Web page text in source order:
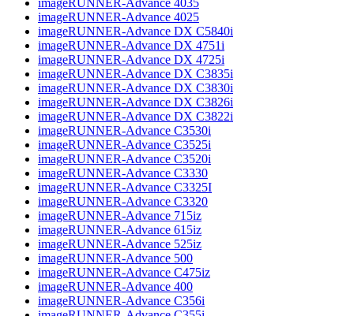
imageRUNNER-Advance 4025
imageRUNNER-Advance DX C5840i
imageRUNNER-Advance DX 4751i
imageRUNNER-Advance DX 4725i
imageRUNNER-Advance DX C3835i
imageRUNNER-Advance DX C3830i
imageRUNNER-Advance DX C3826i
imageRUNNER-Advance DX C3822i
imageRUNNER-Advance C3530i
imageRUNNER-Advance C3525i
imageRUNNER-Advance C3520i
imageRUNNER-Advance C3330
imageRUNNER-Advance C3325I
imageRUNNER-Advance C3320
imageRUNNER-Advance 715iz
imageRUNNER-Advance 615iz
imageRUNNER-Advance 525iz
imageRUNNER-Advance 500
imageRUNNER-Advance C475iz
imageRUNNER-Advance 400
imageRUNNER-Advance C356i